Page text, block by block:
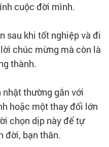
cuộc đời mình.
sau khi tốt nghiệp và đi
chúc mừng mà còn là
thành.
nhật thường gắn với
hoặc một thay đổi lớn
chọn dịp này để tự
đời, bạn thân.